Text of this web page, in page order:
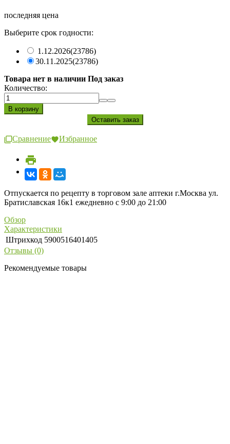
последняя цена
Выберите срок годности:
1.12.2026(23786)
30.11.2025(23786)
Товара нет в наличии Под заказ
Количество:
Сравнение Избранное
Отпускается по рецепту в торговом зале аптеки г.Москва ул.
Братиславская 16к1 ежедневно с 9:00 до 21:00
Обзор
Характеристики
Штрихкод 5900516401405
Отзывы (0)
Рекомендуемые товары